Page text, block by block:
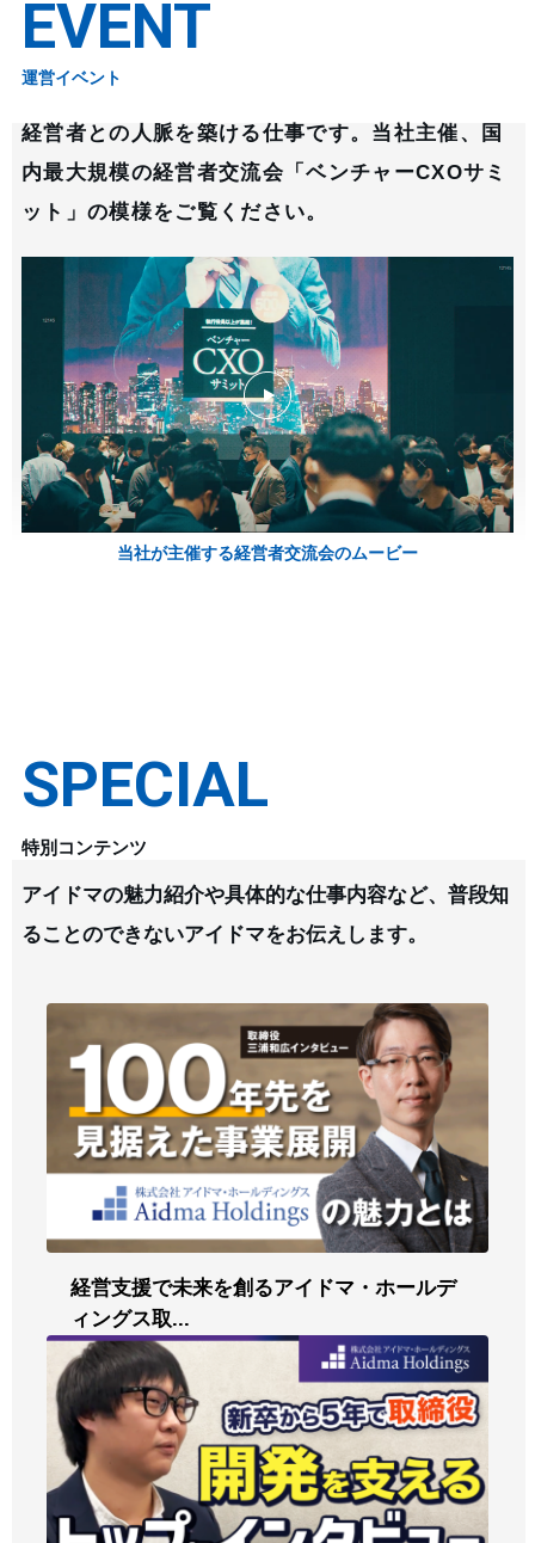
当社が主催する経営者交流会のムービー
EVENT
運営イベント
経営者との人脈を築ける仕事です。当社主催、国
内最大規模の経営者交流会「ベンチャーCXOサミ
ット」の模様をご覧ください。
SPECIAL
特別コンテンツ
アイドマの魅力紹介や具体的な仕事内容など、普段知
ることのできないアイドマをお伝えします。
経営支援で未来を創るアイドマ・ホールデ
ィングス取...